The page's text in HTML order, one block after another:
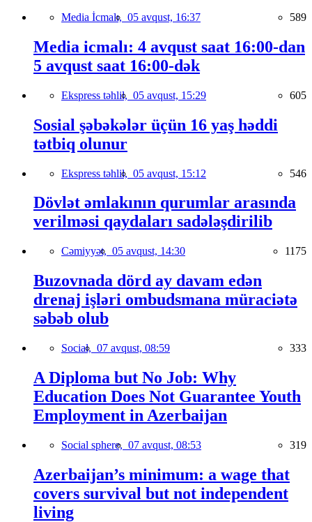
Media İcmalı, 05 avqust, 16:37 589
Media icmalı: 4 avqust saat 16:00-dan
5 avqust saat 16:00-dək
Ekspress təhlil, 05 avqust, 15:29 605
Sosial şəbəkələr üçün 16 yaş həddi
tətbiq olunur
Ekspress təhlil, 05 avqust, 15:12 546
Dövlət əmlakının qurumlar arasında
verilməsi qaydaları sadələşdirilib
Cəmiyyət, 05 avqust, 14:30 1175
Buzovnada dörd ay davam edən
drenaj işləri ombudsmana müraciətə
səbəb olub
Social, 07 avqust, 08:59 333
A Diploma but No Job: Why
Education Does Not Guarantee Youth
Employment in Azerbaijan
Social sphere, 07 avqust, 08:53 319
Azerbaijan’s minimum: a wage that
covers survival but not independent
living